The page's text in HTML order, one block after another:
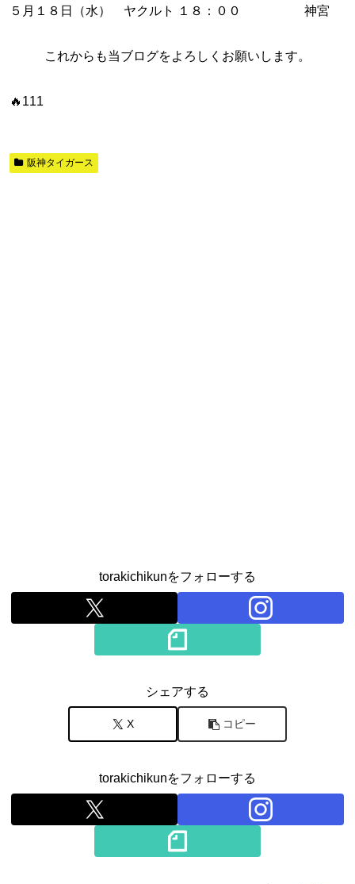
５月１８日（水） ヤクルト １８：００ 神宮
これからも当ブログをよろしくお願いします。
🔥111
阪神タイガース
torakichikunをフォローする
シェアする
X コピー
torakichikunをフォローする